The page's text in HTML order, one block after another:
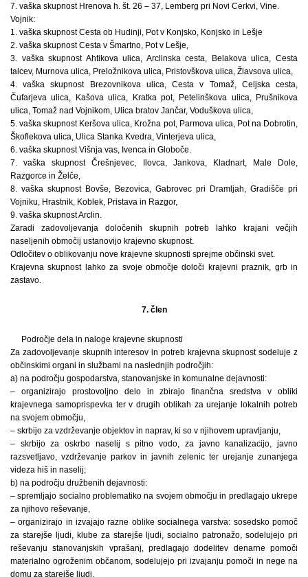
7. vaška skupnost Hrenova h. št. 26 – 37, Lemberg pri Novi Cerkvi, Vine.
Vojnik:
1. vaška skupnost Cesta ob Hudinji, Pot v Konjsko, Konjsko in Lešje
2. vaška skupnost Cesta v Šmartno, Pot v Lešje,
3. vaška skupnost Ahtikova ulica, Arclinska cesta, Belakova ulica, Cesta
talcev, Murnova ulica, Preložnikova ulica, Pristovškova ulica, Žlavsova ulica,
4. vaška skupnost Brezovnikova ulica, Cesta v Tomaž, Celjska cesta,
Čufarjeva ulica, Kašova ulica, Kratka pot, Petelinškova ulica, Prušnikova
ulica, Tomaž nad Vojnikom, Ulica bratov Jančar, Voduškova ulica,
5. vaška skupnost Keršova ulica, Krožna pot, Parmova ulica, Pot na Dobrotin,
Škoflekova ulica, Ulica Stanka Kvedra, Vinterjeva ulica,
6. vaška skupnost Višnja vas, Ivenca in Globoče.
7. vaška skupnost Črešnjevec, Ilovca, Jankova, Kladnart, Male Dole,
Razgorce in Želče,
8. vaška skupnost Bovše, Bezovica, Gabrovec pri Dramljah, Gradišče pri
Vojniku, Hrastnik, Koblek, Pristava in Razgor,
9. vaška skupnost Arclin.
Zaradi zadovoljevanja določenih skupnih potreb lahko krajani večjih
naseljenih območij ustanovijo krajevno skupnost.
Odločitev o oblikovanju nove krajevne skupnosti sprejme občinski svet.
Krajevna skupnost lahko za svoje območje določi krajevni praznik, grb in
zastavo.
7. člen
Področje dela in naloge krajevne skupnosti
Za zadovoljevanje skupnih interesov in potreb krajevna skupnost sodeluje z
občinskimi organi in službami na naslednjih področjih:
a) na področju gospodarstva, stanovanjske in komunalne dejavnosti:
– organizirajo prostovoljno delo in zbirajo finančna sredstva v obliki
krajevnega samoprispevka ter v drugih oblikah za urejanje lokalnih potreb
na svojem območju,
– skrbijo za vzdrževanje objektov in naprav, ki so v njihovem upravljanju,
– skrbijo za oskrbo naselij s pitno vodo, za javno kanalizacijo, javno
razsvetljavo, vzdrževanje parkov in javnih zelenic ter urejanje zunanjega
videza hiš in naselij;
b) na področju družbenih dejavnosti:
– spremljajo socialno problematiko na svojem območju in predlagajo ukrepe
za njihovo reševanje,
– organizirajo in izvajajo razne oblike socialnega varstva: sosedsko pomoč
za starejše ljudi, klube za starejše ljudi, socialno patronažo, sodelujejo pri
reševanju stanovanjskih vprašanj, predlagajo dodelitev denarne pomoči
materialno ogroženim občanom, sodelujejo pri izvajanju pomoči in nege na
domu za starejše ljudi,